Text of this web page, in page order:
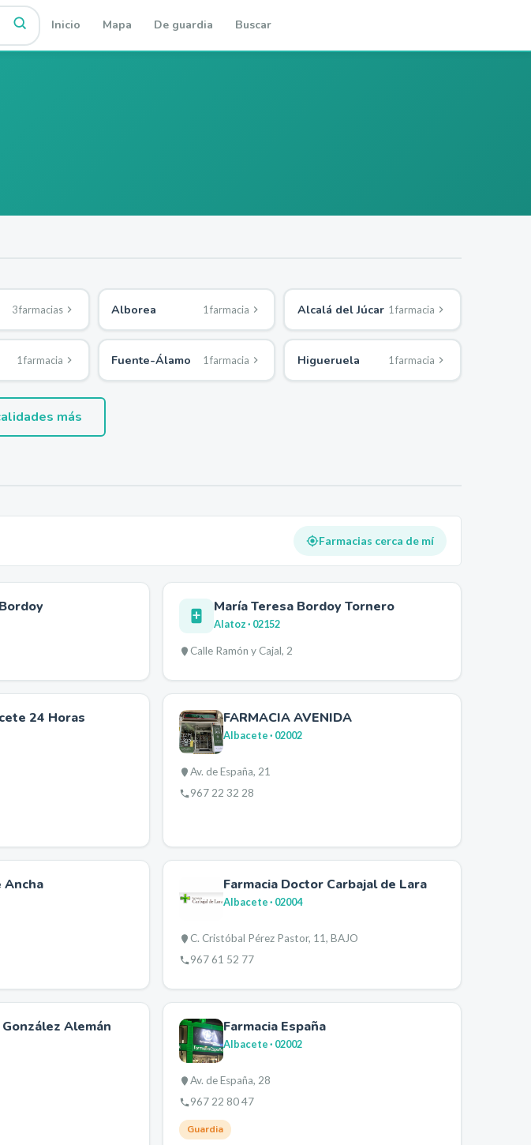
Inicio Mapa De guardia Buscar
3farmacias Alborea 1 farmacia Alcalá del Júcar 1 farmacia
1 farmacia Fuente-Álamo 1 farmacia Higueruela 1 farmacia
más
Farmacias cerca de mí
María Teresa Bordoy Tornero
Alatoz· 02152
Calle Ramón y Cajal, 2
24 Horas FARMACIA AVENIDA
Albacete· 02002
Av. de España, 21
967 22 32 28
Ancha Farmacia Doctor Carbajal de Lara
Albacete· 02004
C. Cristóbal Pérez Pastor, 11, BAJO
967 61 52 77
Alemán Farmacia España
Albacete· 02002
Av. de España, 28
967 22 80 47
Guardia